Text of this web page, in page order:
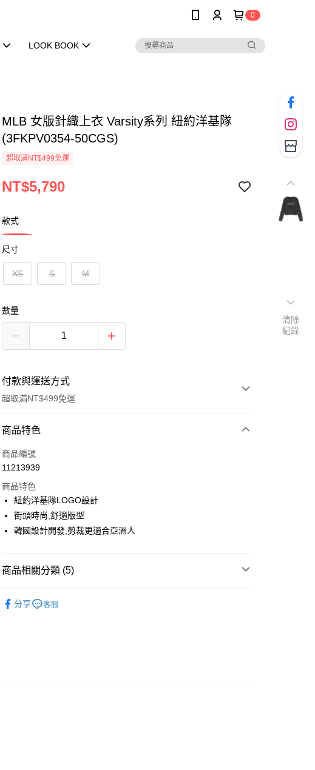
0
LOOK BOOK
MLB 女版針織上衣 Varsity系列 紐約洋基隊
(3FKPV0354-50CGS)
超取滿NT$499免運
NT$5,790
款式
尺寸
XS S M
數量
付款與運送方式
超取滿NT$499免運
付款方式
信用卡一次付款
LINE Pay
Apple Pay
悠遊付
運送方式
商品特色
商品編號
11213939
商品特色
紐約洋基隊LOGO設計
街頭時尚,舒適版型
韓國設計開發,剪裁更適合亞洲人
商品相關分類 (5)
分享 客服
清除
紀錄